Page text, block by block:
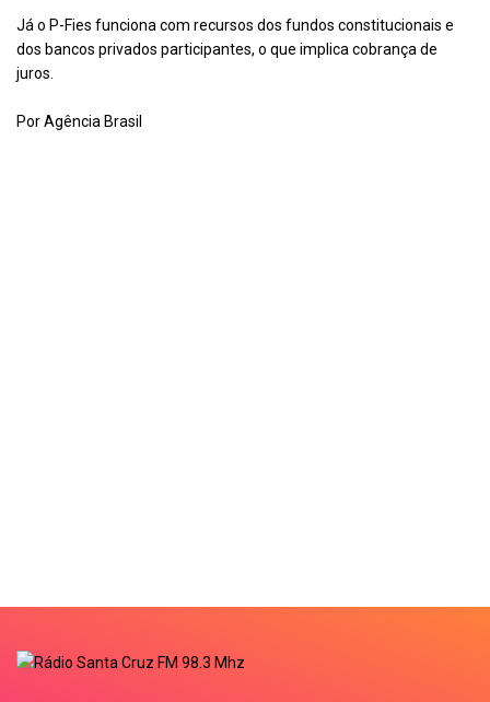
Já o P-Fies funciona com recursos dos fundos constitucionais e
dos bancos privados participantes, o que implica cobrança de
juros.
Por Agência Brasil